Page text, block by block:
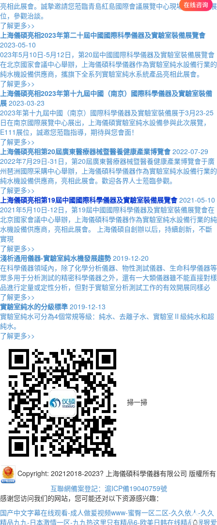
亮相此展會。誠摯邀請您蒞臨青島紅島國際會議展覽中心現場A1P31號展
位，參觀治談。
了解更多>>
上海儀碩亮相2023年第二十屆中國國際科學儀器及實驗室裝備展覽會
2023-05-10
023年5月10日-5月12日，第20屆中國國際科學儀器及實驗室裝備展覽會
在北京國家會議中心舉辦，上海儀碩科學儀器作為實驗室純水設備行業的
純水機設備供應商，攜旗下全系列實驗室純水系統產品亮相此展會。
了解更多>>
上海儀碩亮相2023年第十九屆中國（南京）國際科學儀器及實驗室裝備
展 2023-03-23
2023年第十九屆中國（南京）國際科學儀器及實驗室裝備展于3月23-25
日在南京國際展覽中心展出，上海儀碩實驗室純水設備參與此次展覽，
E111展位，誠邀您蒞臨指導，期待與您會面！
了解更多>>
上海儀碩亮相第20屆廣東醫療器械暨醫養健康產業博覽會2022-07-29
2022年7月29日-31日，第20屆廣東醫療器械暨醫養健康產業博覽會于廣
州琶洲國際采購中心舉辦，上海儀碩科學儀器作為實驗室純水設備行業的
純水機設備供應商，亮相此展會。歡迎各界人士蒞臨參觀。
了解更多>>
上海儀碩亮相第19屆中國國際科學儀器及實驗室裝備展覽會2021-05-10
2021年5月10日-12日，第19屆中國國際科學儀器及實驗室裝備展覽會在
北京國家會議中心舉辦，上海儀碩科學儀器作為實驗室純水設備行業的純
水機設備供應商，亮相此展會。 上海儀碩自創辦以后，持續創新，不斷
實現
了解更多>>
淺析通用儀器-實驗室純水機發展趨勢2019-12-20
在科學儀器領域內，除了化學分析儀器、物性測試儀器、生命科學儀器等
眾多用于分析測試的精密科學儀器之外，還有一大類儀器雖不能直接對樣
品進行定量或定性分析，但對于實驗室分析測試工作的有效開展同樣必
了解更多>>
實驗室純水的分級標準 2019-12-13
實驗室純水可分為4個常規等級：純水、去離子水、實驗室Ⅱ級純水和超
純水。
了解更多>>
掃一掃
Copyright: 20212018-2023? 上海儀碩科學儀器有限公司 版權所有
互聯網備案登記：滬ICP備19040759號
感谢您访问我们的网站，您可能还对以下资源感兴趣：
国产中文字幕在线观看-成人做爰视频www-蜜臀一区二区-久久依人-久久
精品九九-日本激情一区-九九热这里只有精品6-欧美日韩在线精品-狠狠爱